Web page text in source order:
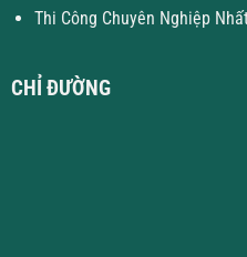
Thi Công Chuyên Nghiệp
CHỈ ĐƯỜNG